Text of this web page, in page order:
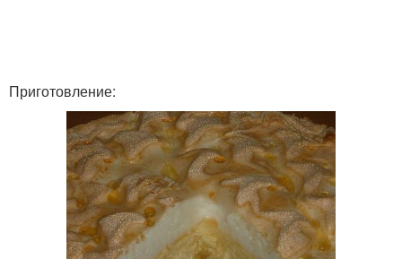
Приготовление: